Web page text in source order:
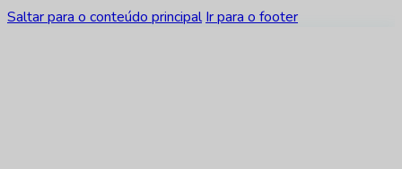
Saltar para o conteúdo principal Ir para o footer